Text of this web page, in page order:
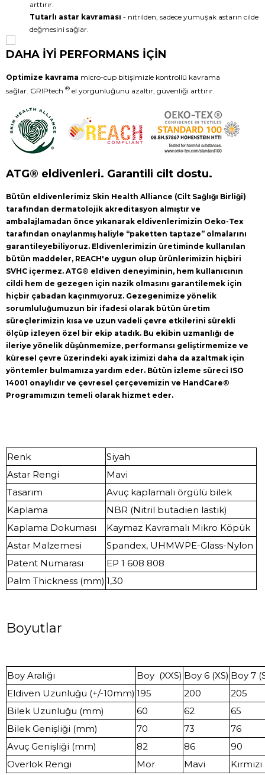
arttırır.
Tutarlı astar kavraması - nitrilden, sadece yumuşak astarın cilde
değmesini sağlar.
DAHA İYİ PERFORMANS İÇİN
Optimize kavrama micro-cup bitişimizle kontrollü kavrama
sağlar. GRIPtech ® el yorgunluğunu azaltır, güvenliği arttırır.
ATG® eldivenleri. Garantili cilt dostu.
Bütün eldivenlerimiz Skin Health Alliance (Cilt Sağlığı Birliği)
tarafından dermatolojik akreditasyon almıştır ve
ambalajlamadan önce yıkanarak eldivenlerimizin Oeko-Tex
tarafından onaylanmış haliyle “paketten taptaze” olmalarını
garantileyebiliyoruz. Eldivenlerimizin üretiminde kullanılan
bütün maddeler, REACH'e uygun olup ürünlerimizin hiçbiri
SVHC içermez. ATG® eldiven deneyiminin, hem kullanıcının
cildi hem de gezegen için nazik olmasını garantilemek için
hiçbir çabadan kaçınmıyoruz. Gezegenimize yönelik
sorumluluğumuzun bir ifadesi olarak bütün üretim
süreçlerimizin kısa ve uzun vadeli çevre etkilerini sürekli
ölçüp izleyen özel bir ekip atadık. Bu ekibin uzmanlığı de
ileriye yönelik düşünmemize, performansı geliştirmemize ve
küresel çevre üzerindeki ayak izimizi daha da azaltmak için
yöntemler bulmamıza yardım eder. Bütün izleme süreci ISO
14001 onaylıdır ve çevresel çerçevemizin ve HandCare®
Programımızın temeli olarak hizmet eder.
Renk
Siyah
Astar Rengi
Mavi
Tasarım
Avuç kaplamalı örgülü bilek
Kaplama
NBR (Nitril butadien lastik)
Kaplama Dokuması
Kaymaz Kavramalı Mikro Köpük
Astar Malzemesi
Spandex, UHMWPE-Glass-Nylon
Patent Numarası
EP 1 608 808
Palm Thickness (mm) 1,30
Boyutlar
Boy Aralığı Boy (XXS) Boy 6 (XS) Boy 7
Eldiven Uzunluğu (+/-10mm) 195 200
205
Bilek Uzunluğu (mm)
60 62
65
Bilek Genişliği (mm)
70 73
76
Avuç Genişliği (mm)
82 86
90
Overlok Rengi
Mor Mavi Kırmızı